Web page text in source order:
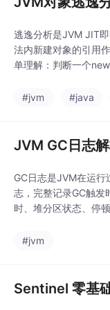
逃逸分析是JVM JIT
法内新建对象的引用
单理解：判断一个
→ JVM可做极致优化
#jvm #java
JVM GC日志
GC日志是JVM在运行
志，完整记录GC触发
时、堆分区状态、停
关行为，不掺杂业务
#jvm
Sentinel 零基